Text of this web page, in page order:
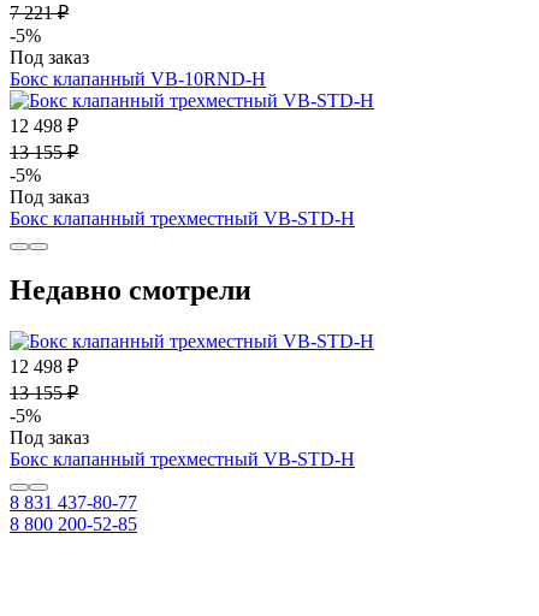
7 221 ₽
-5%
Под заказ
Бокс клапанный VB-10RND-H
12 498 ₽
13 155 ₽
-5%
Под заказ
Бокс клапанный трехместный VB-STD-H
Недавно смотрели
12 498 ₽
13 155 ₽
-5%
Под заказ
Бокс клапанный трехместный VB-STD-H
8 831 437-80-77
8 800 200-52-85